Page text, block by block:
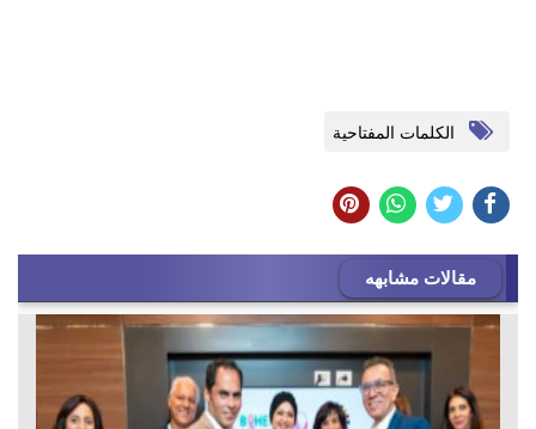
الكلمات المفتاحية
مقالات مشابهه